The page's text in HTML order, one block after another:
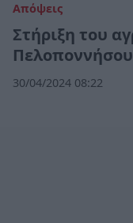
Απόψεις
Στήριξη του
Πελοποννήσου
30/04/2024 08:22